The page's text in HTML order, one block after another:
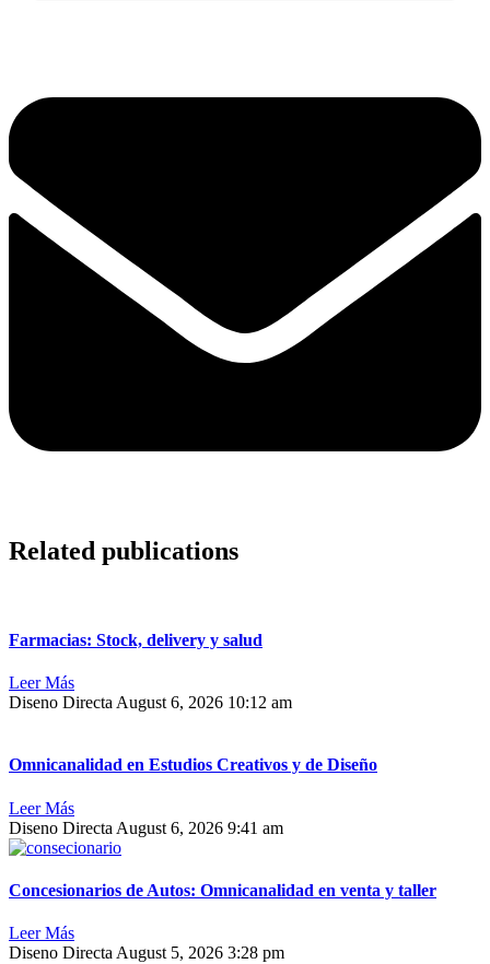
Related publications
Farmacias: Stock, delivery y salud
Leer Más
Diseno Directa August 6, 2026 10:12 am
Omnicanalidad en Estudios Creativos y de Diseño
Leer Más
Diseno Directa August 6, 2026 9:41 am
Concesionarios de Autos: Omnicanalidad en venta y taller
Leer Más
Diseno Directa August 5, 2026 3:28 pm